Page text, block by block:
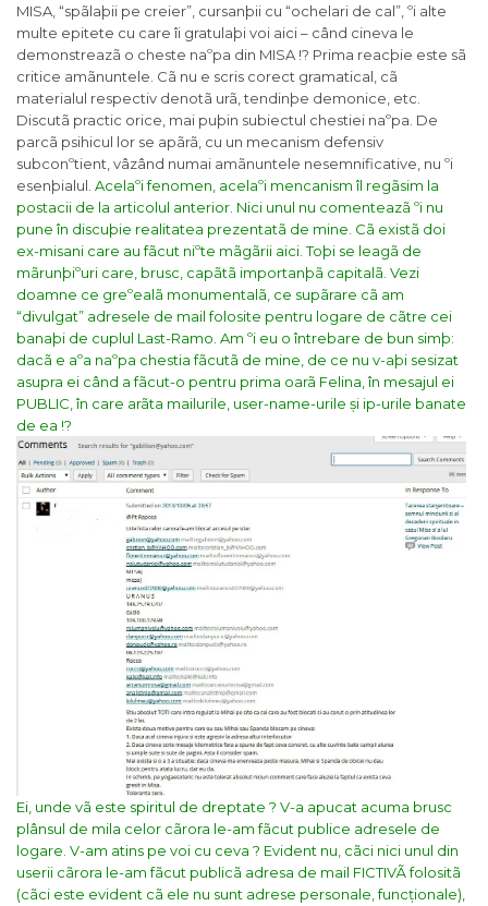
MISA, “spãlaþii pe creier”, cursanþii cu “ochelari de cal”, ºi alte
multe epitete cu care îi gratulaþi voi aici – când cineva le
demonstreazã o cheste naºpa din MISA !? Prima reacþie este sã
critice amãnuntele. Cã nu e scris corect gramatical, cã
materialul respectiv denotã urã, tendinþe demonice, etc.
Discutã practic orice, mai puþin subiectul chestiei naºpa. De
parcã psihicul lor se apãrã, cu un mecanism defensiv
subconºtient, vâzând numai amãnuntele nesemnificative, nu ºi
esenþialul. Acelaºi fenomen, acelaºi mencanism îl regãsim la
postacii de la articolul anterior. Nici unul nu comenteazã ºi nu
pune în discuþie realitatea prezentatã de mine. Cã existã doi
ex-misani care au fãcut niºte mãgãrii aici. Toþi se leagã de
mãrunþiºuri care, brusc, capãtã importanþã capitalã. Vezi
doamne ce greºealã monumentalã, ce supãrare cã am
“divulgat” adresele de mail folosite pentru logare de cãtre cei
banaþi de cuplul Last-Ramo. Am ºi eu o întrebare de bun simþ:
dacã e aºa naºpa chestia fãcutã de mine, de ce nu v-aþi sesizat
asupra ei când a fãcut-o pentru prima oarã Felina, în mesajul ei
PUBLIC, în care arãta mailurile, user-name-urile și ip-urile banate
de ea !?
Ei, unde vã este spiritul de dreptate ? V-a apucat acuma brusc
plânsul de mila celor cãrora le-am fãcut publice adresele de
logare. V-am atins pe voi cu ceva ? Evident nu, cãci nici unul din
userii cãrora le-am fãcut publicã adresa de mail FICTIVÃ folositã
(cãci este evident cã ele nu sunt adrese personale, funcționale),